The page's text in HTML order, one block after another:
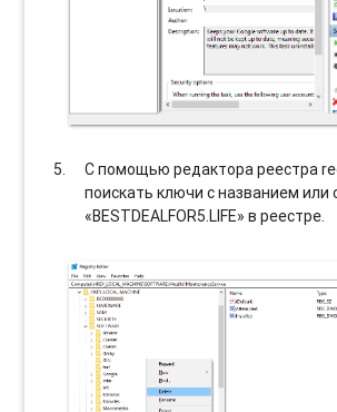
С помощью редактора реестра
поискать ключи с названием
«BESTDEALFOR5.LIFE» в реестре.